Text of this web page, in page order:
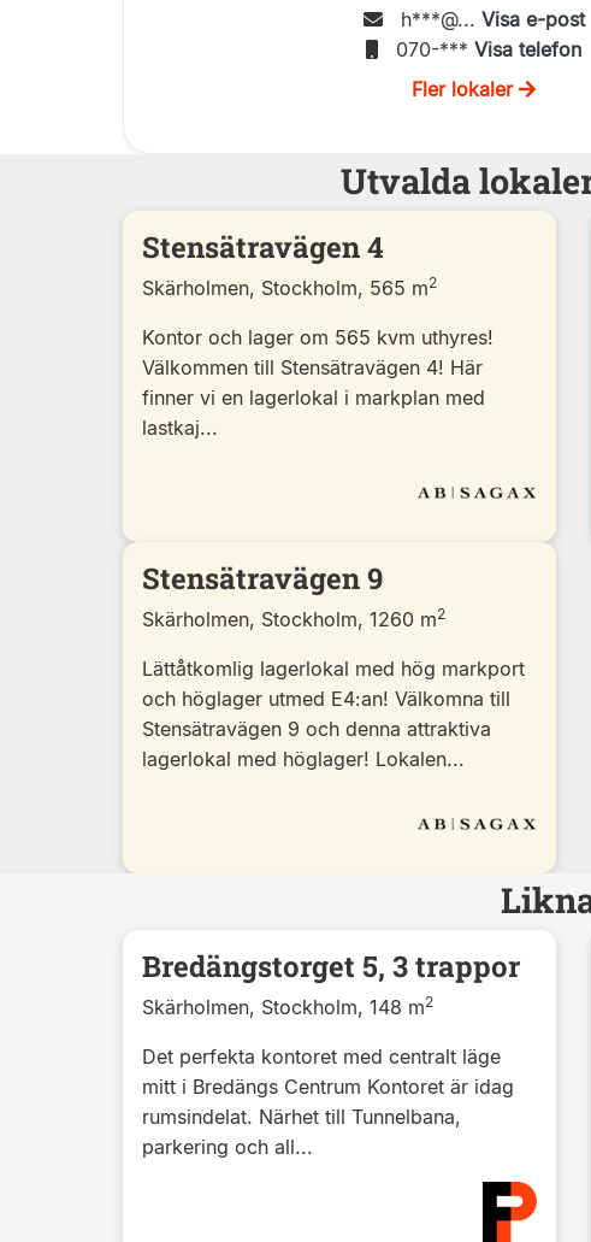
h***@... Visa e-post
070-*** Visa telefon
Fler lokaler
Utvalda
Stensätravägen 4
Skärholmen, Stockholm, 565 m2
Kontor och lager om 565 kvm uthyres!
Välkommen till Stensätravägen 4! Här
finner vi en lagerlokal i markplan med
lastkaj...
Stensätravägen 9
Skärholmen, Stockholm, 1260 m2
Lättåtkomlig lagerlokal med hög markport
och höglager utmed E4:an! Välkomna till
Stensätravägen 9 och denna attraktiva
lagerlokal med höglager! Lokalen...
Bredängstorget 5, 3 trappor
Skärholmen, Stockholm, 148 m2
Det perfekta kontoret med centralt läge
mitt i Bredängs Centrum Kontoret är idag
rumsindelat. Närhet till Tunnelbana,
parkering och all...